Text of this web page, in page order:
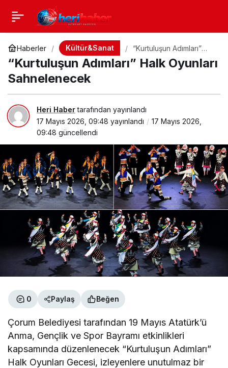
Haberler Kültür&Sanat
“Kurtuluşun Adımları”
Halk Oyunları
Sahnelenecek
“Kurtuluşun Adımları” Halk Oyunları
Sahnelenecek
Heri Habertarafından yayınlandı
17 Mayıs 2026, 09:48 yayınlandı
17 Mayıs 2026,
09:48 güncellendi
0 Paylaş Beğen
Çorum Belediyesi tarafından 19 Mayıs Atatürk’ü
Anma, Gençlik ve Spor Bayramı etkinlikleri
kapsamında düzenlenecek “Kurtuluşun Adımları”
Halk Oyunları Gecesi, izleyenlere unutulmaz bir